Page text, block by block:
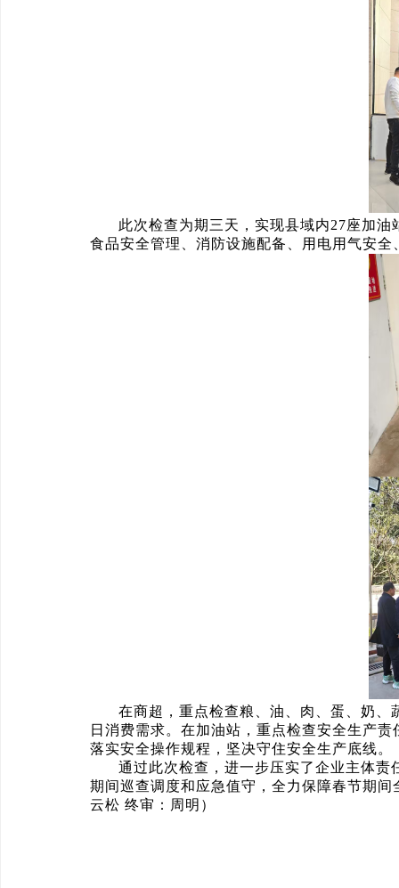
此次检查为期三天，实现县域内27座加
食品安全管理、消防设施配备、用电用气安
在商超，重点检查粮、油、肉、蛋、奶
日消费需求。在加油站，重点检查安全生产
落实安全操作规程，坚决守住安全生产底线。
通过此次检查，进一步压实了企业主体
期间巡查调度和应急值守，全力保障春节期
云松 终审：周明）